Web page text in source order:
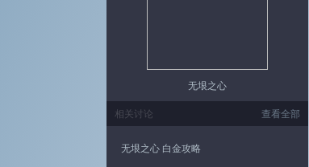
无垠之心
查看全部
相关讨论
无垠之心 白金攻略